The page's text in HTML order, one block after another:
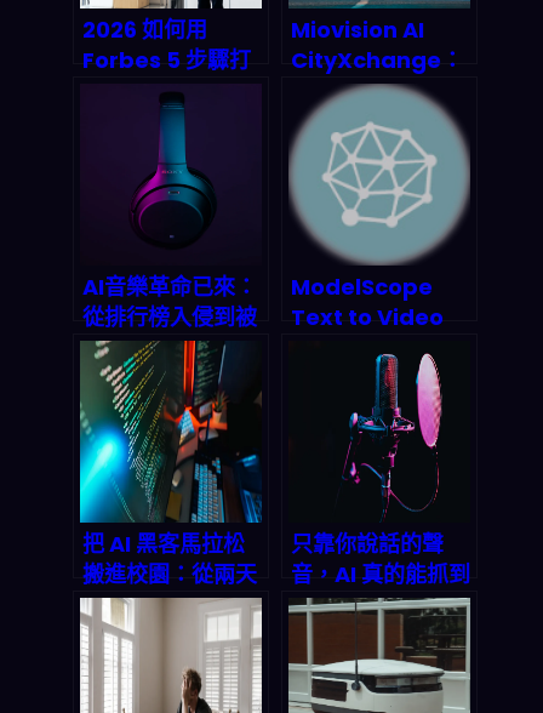
2026 如何用
Forbes 5 步驟打
造 AI Power
Team？躺著賺被
動收入的自動化團
隊指南
Miovision AI
CityXchange：
AI 代理人怎麼把城
市路口「管起
來」？2026 擴至
50 城的交通工程
新劇本
AI音樂革命已來：
從排行榜入侵到被
動收入，2026年
MBTI音樂定制带
你飞？
ModelScope
Text to Video
Synthesis 文字生
成影片工具
把 AI 黑客馬拉松
搬進校園：從兩天
原型到 2026 產業
鏈的真實落點
只靠你說話的聲
音，AI 真的能抓到
喉癌早期？——
2025 研究的關鍵
指標與 2026 產業
路線圖